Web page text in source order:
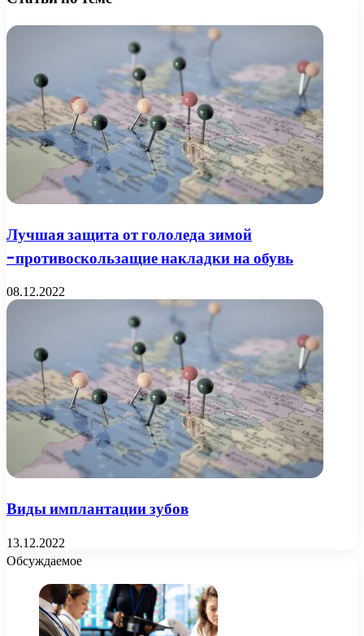
Лучшая защита от гололеда зимой
-противоскользащие накладки на обувь
08.12.2022
Виды имплантации зубов
13.12.2022
Обсуждаемое